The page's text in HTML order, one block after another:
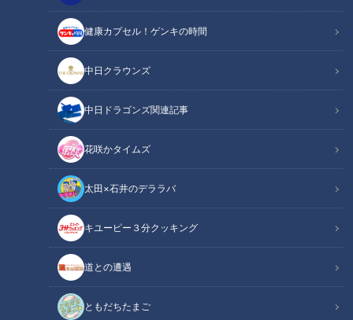
健康カプセル！ゲンキの時間
中日クラウンズ
中日ドラゴンズ関連記事
花咲かタイムズ
太田×石井のデララバ
キユーピー３分クッキング
道との遭遇
ともだちたまご
CBCテレビ『健康カプセル！ゲンキの時間』
健康カプセル！ゲンキの時間
「健康カプセル！ゲンキの時間」アーカイブ